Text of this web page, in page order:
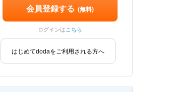
会員登録する (無料)
ログインは こちら
はじめてdodaをご利用される方へ